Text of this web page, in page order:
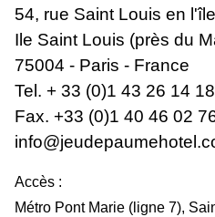
54, rue Saint Louis en l'île
Ile Saint Louis (près du
75004 - Paris - France
Tel. + 33 (0)1 43 26 14 18
Fax. +33 (0)1 40 46 02
Accès :
Métro Pont Marie (ligne 7),